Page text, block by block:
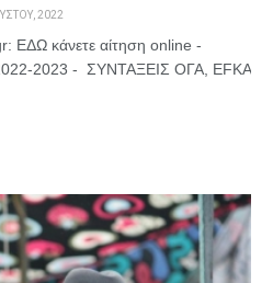
2022
ΕΔΩ κάνετε αίτηση online -
2023 - ΣΥΝΤΑΞΕΙΣ ΟΓΑ, EFKA